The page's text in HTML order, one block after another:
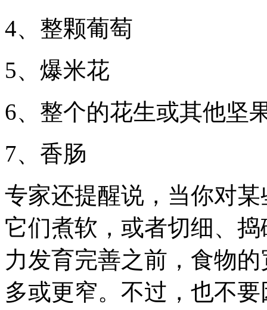
4、整颗葡萄
5、爆米花
6、整个的花生或其他坚
7、香肠
专家还提醒说，当你对
它们煮软，或者切细、
力发育完善之前，食物
多或更窄。不过，也不